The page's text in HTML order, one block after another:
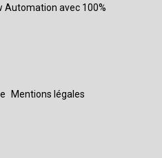
Automation avec 100%
Mentions légales